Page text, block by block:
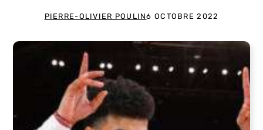
PIERRE-OLIVIER POULIN6 OCTOBRE 2022